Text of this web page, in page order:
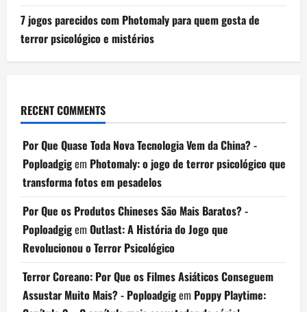
7 jogos parecidos com Photomaly para quem gosta de
terror psicológico e mistérios
RECENT COMMENTS
Por Que Quase Toda Nova Tecnologia Vem da China? -
Poploadgigem Photomaly: o jogo de terror psicológico que
transforma fotos em pesadelos
Por Que os Produtos Chineses São Mais Baratos? -
Poploadgigem Outlast: A História do Jogo que
Revolucionou o Terror Psicológico
Terror Coreano: Por Que os Filmes Asiáticos Conseguem
Assustar Muito Mais? - Poploadgigem Poppy Playtime: